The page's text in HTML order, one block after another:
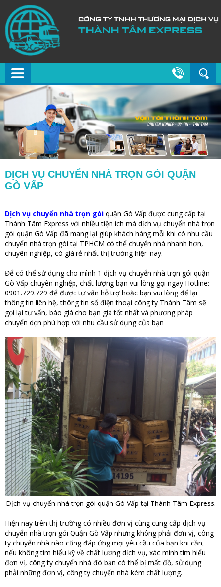
DỊCH VỤ CHUYỂN NHÀ TRỌN GÓI QUẬN
GÒ VẤP
Dịch vụ chuyển nhà trọn gói quận Gò Vấp được cung cấp tại
Thành Tâm Express với nhiều tiện ích mà dịch vụ chuyển nhà trọn
gói quận Gò Vấp đã mang lại giúp khách hàng mỗi khi có nhu cầu
chuyển nhà trọn gói tại TPHCM có thể chuyển nhà nhanh hơn,
chuyên nghiệp, có giá rẻ nhất thị trường hiện nay.
Để có thể sử dụng cho mình 1 dịch vụ chuyển nhà trọn gói quận
Gò Vấp chuyên nghiệp, chất lượng bạn vui lòng gọi ngay Hotline:
0901.729.729 để được tư vấn hỗ trợ hoặc bạn vui lòng để lại
thông tin liên hệ, thông tin số điện thoại công ty Thành Tâm sẽ
gọi lại tư vấn, báo giá cho bạn giá tốt nhất và phương pháp
chuyển dọn phù hợp với nhu cầu sử dụng của bạn
Dịch vụ chuyển nhà trọn gói quận Gò Vấp tại Thành Tâm Express.
Hiện nay trên thị trường có nhiều đơn vị cùng cung cấp dịch vụ
chuyển nhà trọn gói Quận Gò Vấp nhưng không phải đơn vị, công
ty chuyển nhà nào cũng đáp ứng mọi yêu cầu của bạn khi cần,
nếu không tìm hiểu kỹ về chất lượng dịch vụ, xác minh tìm hiểu
đơn vị, công ty chuyển nhà đó bạn có thể bị mất đồ, sử dụng
phải những đơn vị, công ty chuyển nhà kém chất lượng.